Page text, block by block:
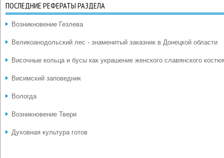
ПОСЛЕДНИЕ РЕФЕРАТЫ РАЗДЕЛА
Возникновение Гезлева
Великоанодольский лес - знаменитый заказник в Донецкой области
Височные кольца и бусы как украшение женского славянского
Висимский заповедник
Вологда
Возникновение Твери
Духовная культура готов